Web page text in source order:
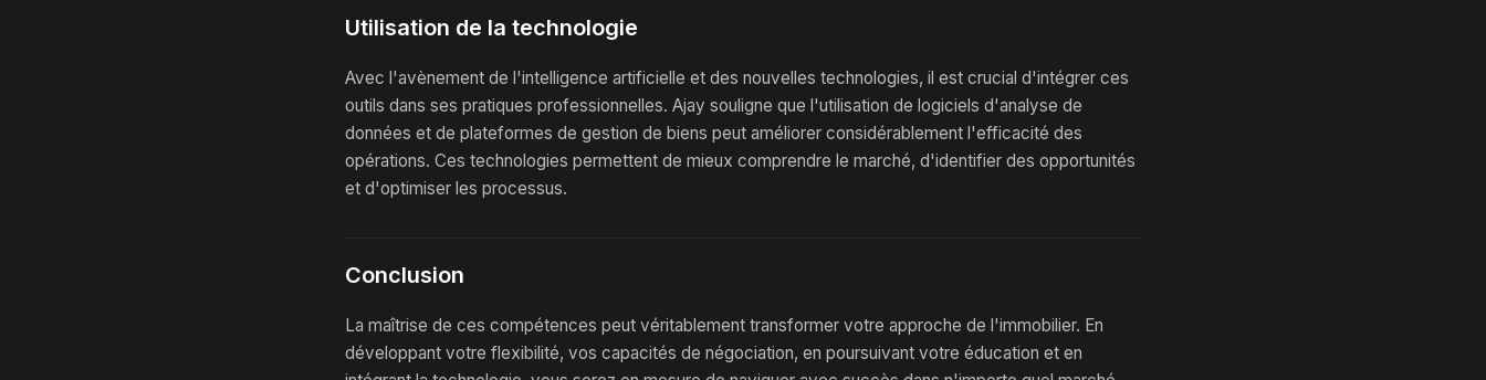
Utilisation de la technologie
Avec l'avènement de l'intelligence artificielle et des nouvelles technologies, il est crucial d'intégrer ces
outils dans ses pratiques professionnelles. Ajay souligne que l'utilisation de logiciels d'analyse de
données et de plateformes de gestion de biens peut améliorer considérablement l'efficacité des
opérations. Ces technologies permettent de mieux comprendre le marché, d'identifier des opportunités
et d'optimiser les processus.
Conclusion
La maîtrise de ces compétences peut véritablement transformer votre approche de l'immobilier. En
développant votre flexibilité, vos capacités de négociation, en poursuivant votre éducation et en